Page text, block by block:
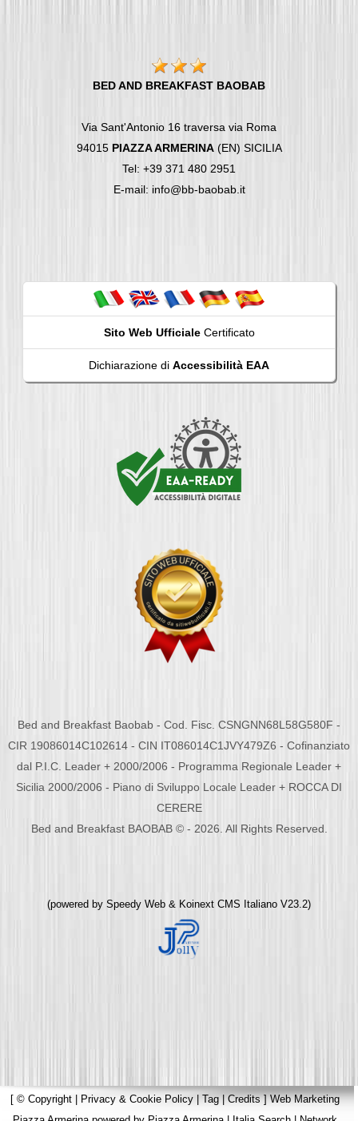
BED AND BREAKFAST BAOBAB
Via Sant'Antonio 16 traversa via Roma
94015 PIAZZA ARMERINA(EN) SICILIA
Tel: +39 371 480 2951
E-mail: info@bb-baobab.it
Sito Web UfficialeCertificato
Dichiarazione di Accessibilità EAA
Bed and Breakfast Baobab - Cod. Fisc. CSNGNN68L58G580F -
CIR 19086014C102614 - CIN IT086014C1JVY479Z6 - Cofinanziato
dal P.I.C. Leader + 2000/2006 - Programma Regionale Leader +
Sicilia 2000/2006 - Piano di Sviluppo Locale Leader + ROCCA DI
CERERE
Bed and Breakfast BAOBAB © - 2026. All Rights Reserved.
(powered by Speedy Web & Koinext CMS Italiano V23.2)
[ © Copyright | Privacy & Cookie Policy | Tag|Credits]Web Marketing